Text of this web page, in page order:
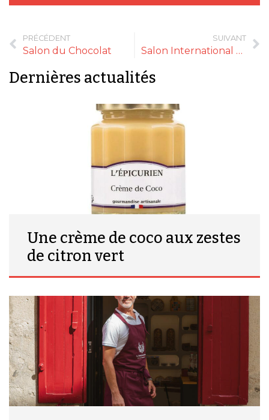
PRÉCÉDENT
Salon du Chocolat
SUIVANT
Salon International de l’Agriculture : près de 30 000 visiteurs professionnels attendus
Dernières actualités
Une crème de coco aux zestes
de citron vert